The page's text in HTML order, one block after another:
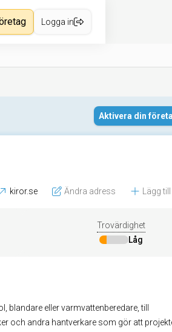
Logga in
Aktivera din
kiror.se Ändra adress Lägg
Trovärdighet
Låg
eller varmvattenberedare, till
och andra hantverkare som gör att